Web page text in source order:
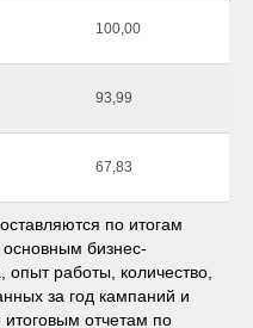
100,00
93,99
67,83
по итогам
основным бизнес-
опыт работы, количество,
за год кампаний и
отчетам по